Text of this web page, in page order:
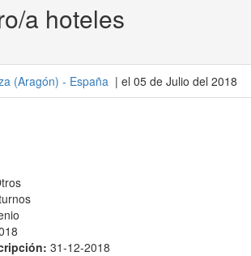
a hoteles
(Aragón) - España | el 05 de Julio del 2018
31-12-2018